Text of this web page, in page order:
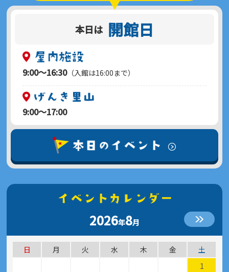
本日は 開館日
9:00～16:30（入館は16:00まで）
9:00～17:00
2026年8月
日 月 火 水 木 金
土
1